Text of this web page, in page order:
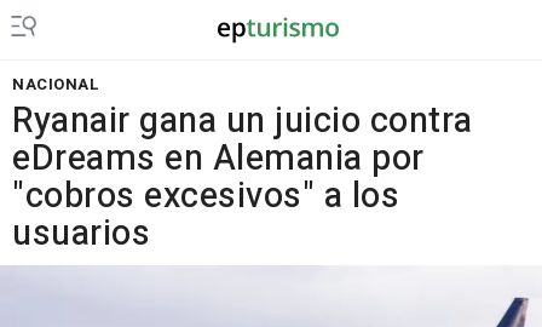
NACIONAL
Ryanair gana un juicio contra
eDreams en Alemania por
"cobros excesivos" a los
usuarios